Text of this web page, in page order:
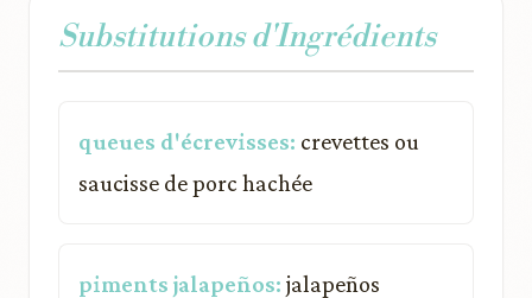
Substitutions d'Ingrédients
queues d'écrevisses: crevettes ou
saucisse de porc hachée
piments jalapeños: jalapeños